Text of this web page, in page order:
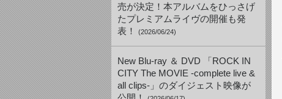
売が決定！本アルバムをひっさげ
たプレミアムライヴの開催も発
表！
(2026/06/24)
New Blu-ray ＆ DVD 「ROCK IN
CITY The MOVIE -complete live &
all clips-」のダイジェスト映像が